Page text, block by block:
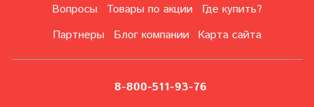
Вопросы
Товары по акции
Где купить?
Партнеры
Блог компании Карта сайта
8-800-511-93-76